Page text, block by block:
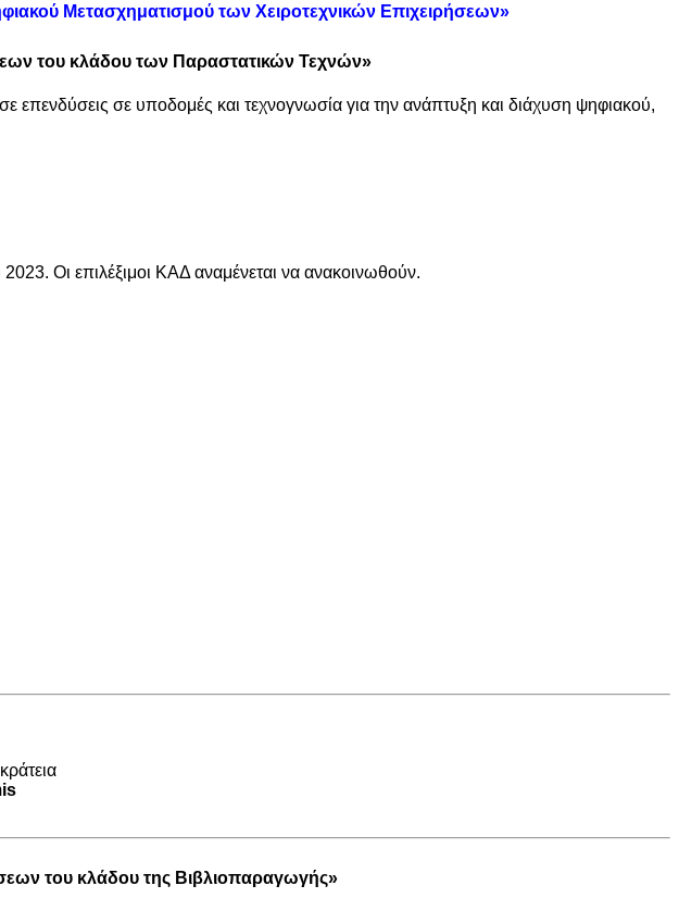
Μετασχηματισμού των Χειροτεχνικών Επιχειρήσεων»
του κλάδου των Παραστατικών Τεχνών»
σε υποδομές και τεχνογνωσία για την ανάπτυξη και διάχυση ψηφιακού,
Οι επιλέξιμοι ΚΑΔ αναμένεται να ανακοινωθούν.
του κλάδου της Βιβλιοπαραγωγής»